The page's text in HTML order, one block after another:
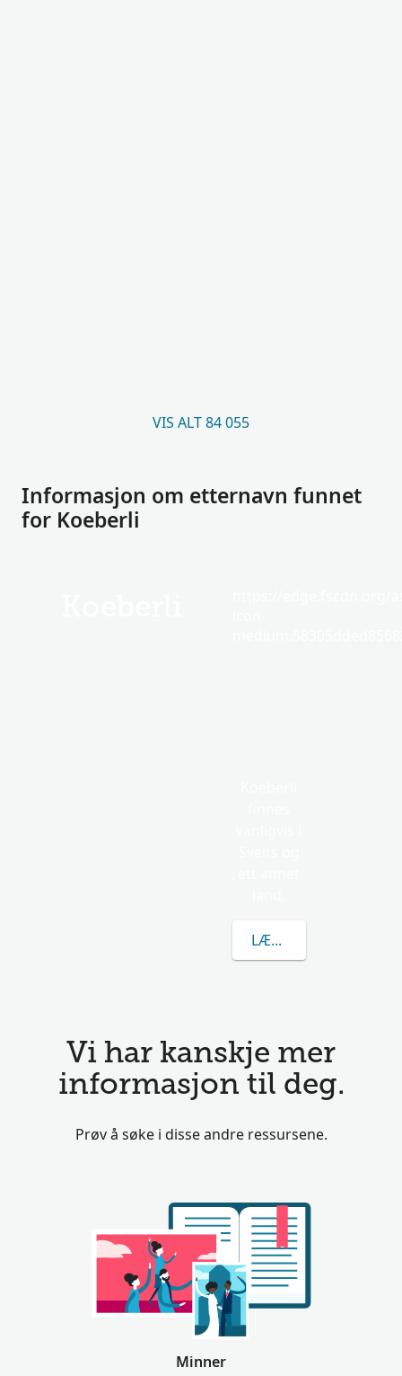
VIS ALT 84 055
Informasjon om etternavn funnet
for Koeberli
LÆR MER OM
Vi har kanskje mer
informasjon til deg.
Prøv å søke i disse andre ressursene.
Minner